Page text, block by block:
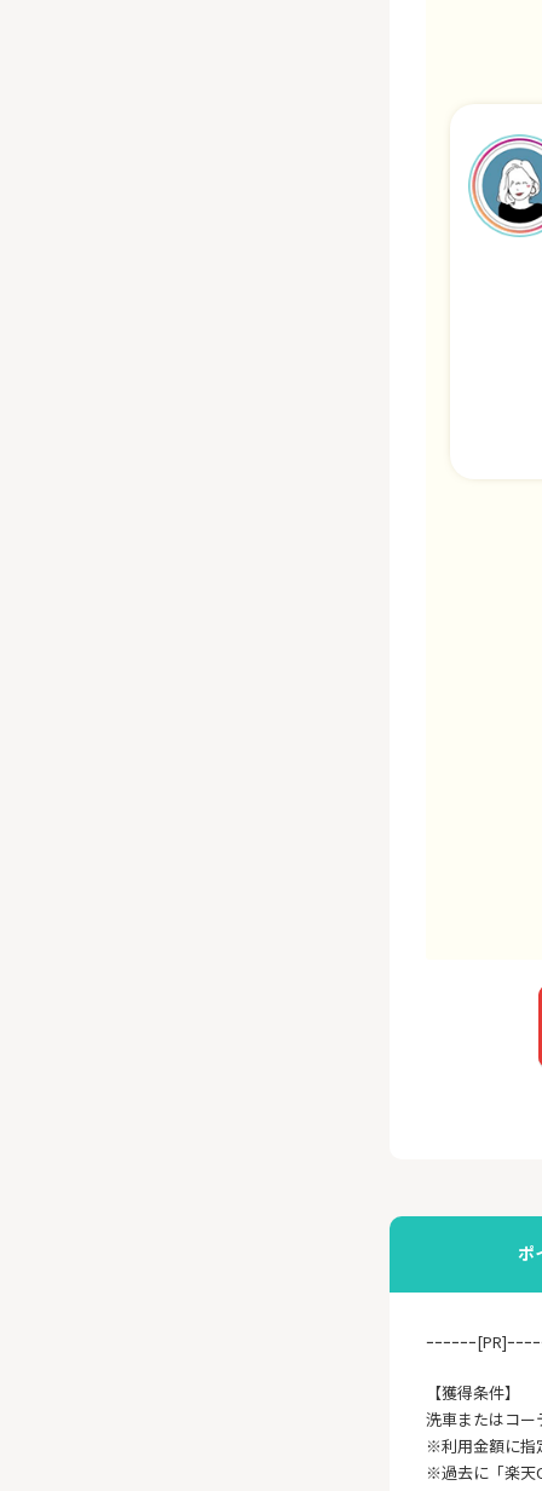
ポ
ｰｰｰｰｰｰ[PR]ｰｰｰ
【獲得条件】
洗車またはコー
※利用金額に指
※過去に「楽天